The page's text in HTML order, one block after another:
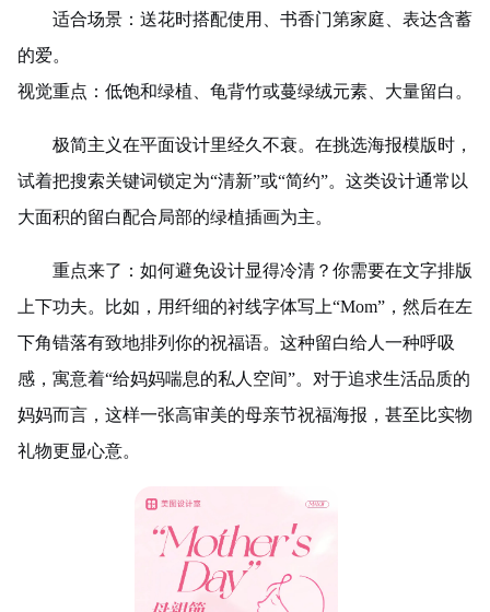
适合场景：送花时搭配使用、书香门第家庭、表达含蓄
的爱。
视觉重点：低饱和绿植、龟背竹或蔓绿绒元素、大量留白。
极简主义在平面设计里经久不衰。在挑选海报模版时，
试着把搜索关键词锁定为“清新”或“简约”。这类设计通常以
大面积的留白配合局部的绿植插画为主。
重点来了：如何避免设计显得冷清？你需要在文字排版
上下功夫。比如，用纤细的衬线字体写上“Mom”，然后在左
下角错落有致地排列你的祝福语。这种留白给人一种呼吸
感，寓意着“给妈妈喘息的私人空间”。对于追求生活品质的
妈妈而言，这样一张高审美的母亲节祝福海报，甚至比实物
礼物更显心意。